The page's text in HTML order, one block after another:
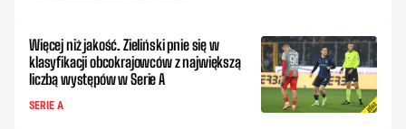
Więcej niż jakość. Zieliński pnie się w
klasyfikacji obcokrajowców z największą
liczbą występów w Serie A
SERIE A